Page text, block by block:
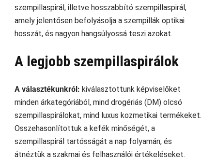
szempillaspirál, illetve hosszabbító szempillaspirál,
amely jelentősen befolyásolja a szempillák optikai
hosszát, és nagyon hangsúlyossá teszi azokat.
A legjobb szempillaspirálok
A választékunkról: kiválasztottunk képviselőket
minden árkategóriából, mind drogériás (DM) olcsó
szempillaspirálokat, mind luxus kozmetikai termékeket.
Összehasonlítottuk a kefék minőségét, a
szempillaspirál tartósságát a nap folyamán, és
átnéztük a szakmai és felhasználói értékeléseket.